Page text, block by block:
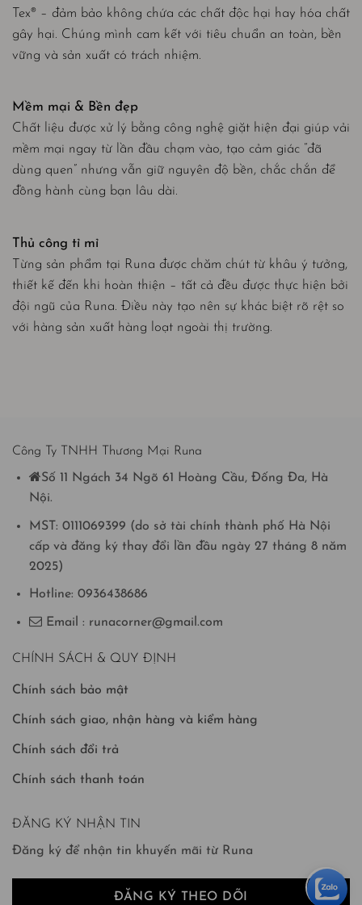
Tex® – đảm bảo không chứa các chất độc hại hay hóa chất
gây hại. Chúng mình cam kết với tiêu chuẩn an toàn, bền
vững và sản xuất có trách nhiệm.
Mềm mại & Bền đẹp
Chất liệu được xử lý bằng công nghệ giặt hiện đại giúp vải
mềm mại ngay từ lần đầu chạm vào, tạo cảm giác “đã
dùng quen” nhưng vẫn giữ nguyên độ bền, chắc chắn để
đồng hành cùng bạn lâu dài.
Thủ công tỉ mỉ
Từng sản phẩm tại Runa được chăm chút từ khâu ý tưởng,
thiết kế đến khi hoàn thiện – tất cả đều được thực hiện bởi
đội ngũ của Runa. Điều này tạo nên sự khác biệt rõ rệt so
với hàng sản xuất hàng loạt ngoài thị trường.
Công Ty TNHH Thương Mại Runa
Số 11 Ngách 34 Ngõ 61 Hoàng Cầu, Đống Đa, Hà
Nội.
MST: 0111069399 (do sở tài chính thành phố Hà Nội
cấp và đăng ký thay đổi lần đầu ngày 27 tháng 8 năm
2025)
Hotline: 0936438686
Email : runacorner@gmail.com
CHÍNH SÁCH & QUY ĐỊNH
Chính sách bảo mật
Chính sách giao, nhận hàng và kiểm hàng
Chính sách đổi trả
Chính sách thanh toán
ĐĂNG KÝ NHẬN TIN
Đăng ký để nhận tin khuyến mãi từ Runa
ĐĂNG KÝ THEO DÕI